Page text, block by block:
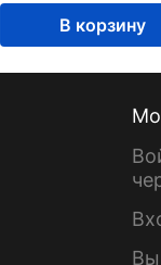
В корзину
Вы